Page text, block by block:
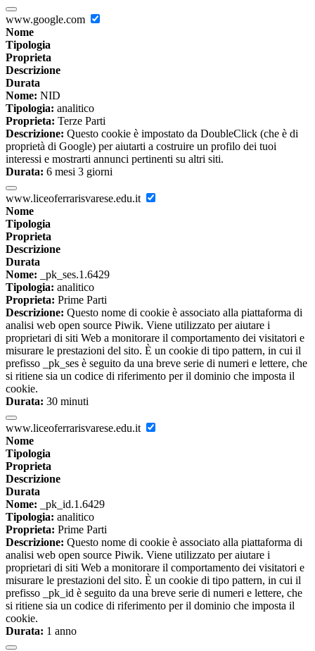
www.google.com
Nome
Tipologia
Proprieta
Descrizione
Durata
Nome: NID
Tipologia: analitico
Proprieta: Terze Parti
Descrizione: Questo cookie è impostato da DoubleClick (che è di
proprietà di Google) per aiutarti a costruire un profilo dei tuoi
interessi e mostrarti annunci pertinenti su altri siti.
Durata: 6 mesi 3 giorni
www.liceoferrarisvarese.edu.it
Nome
Tipologia
Proprieta
Descrizione
Durata
Nome: _pk_ses.1.6429
Tipologia: analitico
Proprieta: Prime Parti
Descrizione: Questo nome di cookie è associato alla piattaforma di
analisi web open source Piwik. Viene utilizzato per aiutare i
proprietari di siti Web a monitorare il comportamento dei visitatori e
misurare le prestazioni del sito. È un cookie di tipo pattern, in cui il
prefisso _pk_ses è seguito da una breve serie di numeri e lettere, che
si ritiene sia un codice di riferimento per il dominio che imposta il
cookie.
Durata: 30 minuti
www.liceoferrarisvarese.edu.it
Nome
Tipologia
Proprieta
Descrizione
Durata
Nome: _pk_id.1.6429
Tipologia: analitico
Proprieta: Prime Parti
Descrizione: Questo nome di cookie è associato alla piattaforma di
analisi web open source Piwik. Viene utilizzato per aiutare i
proprietari di siti Web a monitorare il comportamento dei visitatori e
misurare le prestazioni del sito. È un cookie di tipo pattern, in cui il
prefisso _pk_id è seguito da una breve serie di numeri e lettere, che
si ritiene sia un codice di riferimento per il dominio che imposta il
cookie.
Durata: 1 anno